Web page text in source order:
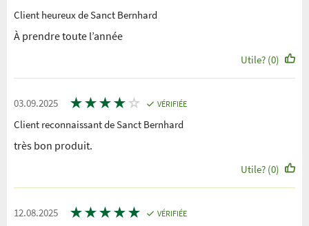
Client heureux de Sanct Bernhard
À prendre toute l’année
Utile? (0)
03.09.2025 ★★★★ ☆ VÉRIFIÉE
Client reconnaissant de Sanct Bernhard
très bon produit.
Utile? (0)
12.08.2025 ★★★★★ VÉRIFIÉE